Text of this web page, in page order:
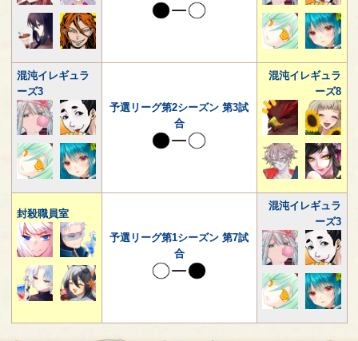
混沌イレギュラ
ーズ3
予選リーグ第2シーズン 第3試
合
混沌イレギュラ
ーズ8
封殺職員室
予選リーグ第1シーズン 第7試
合
混沌イレギュラ
ーズ3